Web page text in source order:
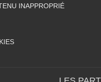
INAPPROPRIÉ